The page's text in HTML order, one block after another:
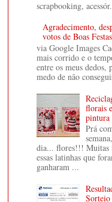
scrapbooking,
Agradecimento,
votos de Boas
via Google Images
mais corrido e o
entre os meus dedos,
medo de não
florais
pintura
Prá
dia... flores!!! Muitas
essas latinhas que
ganharam ...